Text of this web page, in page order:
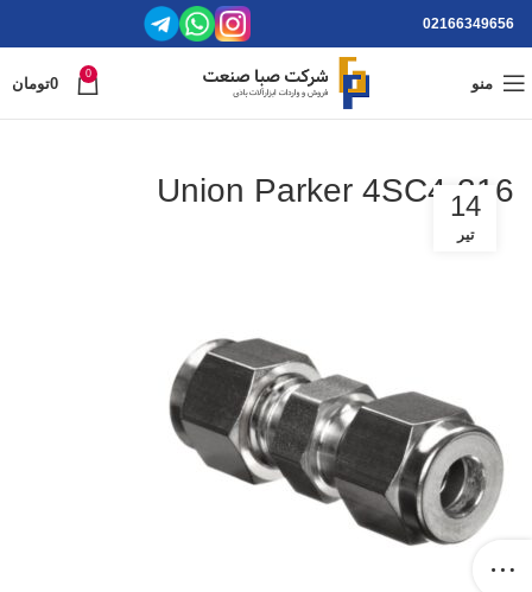
02166349656
منو
0
0تومان
Union Parker 4SC4-316
14
تیر